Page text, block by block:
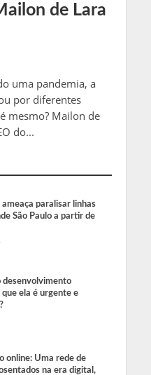
de Lara
uma pandemia, a
por diferentes
mesmo? Mailon de
do...
paralisar linhas
São Paulo a partir de
desenvolvimento
ela é urgente e
online: Uma rede de
na era digital,